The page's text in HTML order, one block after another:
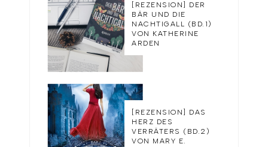
[REZENSION] DER
BÄR UND DIE
NACHTIGALL (BD.1)
VON KATHERINE
ARDEN
[REZENSION] DAS
HERZ DES
VERRÄTERS (BD.2)
VON MARY E.